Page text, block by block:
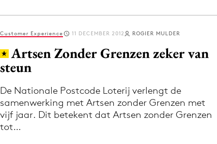
Log in
Volg het laatste nieuws via de Adformatie
Nieuws app
Customer Experience 11 DECEMBER 2012 ROGIER MULDER
Artsen Zonder Grenzen zeker van
steun
De Nationale Postcode Loterij verlengt de
samenwerking met Artsen zonder Grenzen met
vijf jaar. Dit betekent dat Artsen zonder Grenzen
tot…